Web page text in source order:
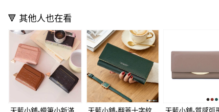
🔻 其他人也在看